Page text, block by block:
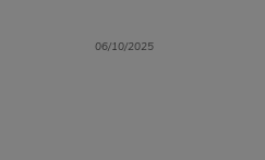
06/10/2025